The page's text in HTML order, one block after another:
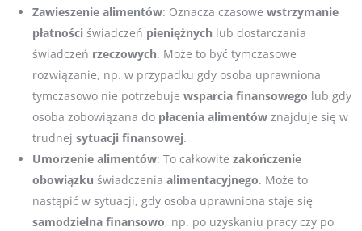
Zawieszenie alimentów: Oznacza czasowe wstrzymanie
płatności świadczeń pieniężnych lub dostarczania
świadczeń rzeczowych. Może to być tymczasowe
rozwiązanie, np. w przypadku gdy osoba uprawniona
tymczasowo nie potrzebuje wsparcia finansowego lub gdy
osoba zobowiązana do płacenia alimentów znajduje się w
trudnej sytuacji finansowej.
Umorzenie alimentów: To całkowite zakończenie
obowiązku świadczenia alimentacyjnego. Może to
nastąpić w sytuacji, gdy osoba uprawniona staje się
samodzielna finansowo, np. po uzyskaniu pracy czy po